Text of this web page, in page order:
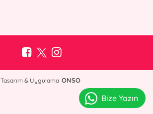
Tasarım & Uygulama ONSO
Bize Yazın